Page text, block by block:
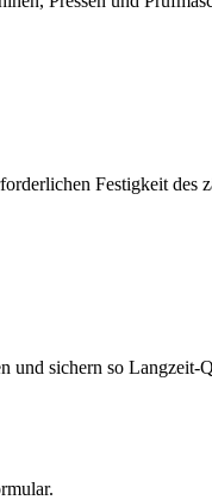
Festigkeit des
und sichern so Langzeit-